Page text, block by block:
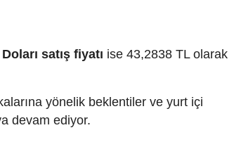
satış fiyatı ise 43,2838 TL olarak
yönelik beklentiler ve yurt içi
devam ediyor.